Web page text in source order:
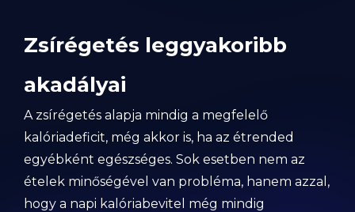
Zsírégetés leggyakoribb
akadályai
A zsírégetés alapja mindig a megfelelő
kalóriadeficit, még akkor is, ha az étrended
egyébként egészséges. Sok esetben nem az
ételek minőségével van probléma, hanem azzal,
hogy a napi kalóriabevitel még mindig